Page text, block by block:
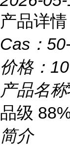
产品详情
Cas：
价格： 10
产品名称
品级
简介